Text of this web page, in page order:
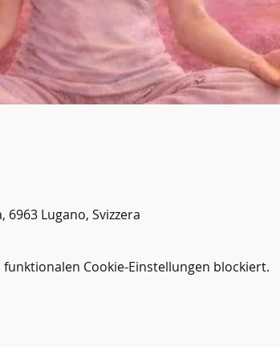
6963 Lugano, Svizzera
Cookie-Einstellungen blockiert.